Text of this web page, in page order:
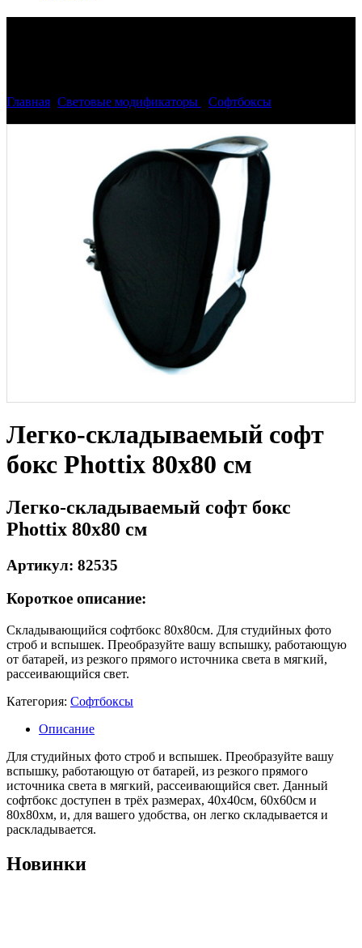
Главная Световые модификаторы Софтбоксы
Легко-складываемый софт
бокс Phottix 80х80 см
Легко-складываемый софт бокс
Phottix 80х80 см
Артикул: 82535
Короткое описание:
Складывающийся софтбокс 80х80см. Для студийных фото
строб и вспышек. Преобразуйте вашу вспышку, работающую
от батарей, из резкого прямого источника света в мягкий,
рассеивающийся свет.
Категория: Софтбоксы
Описание
Для студийных фото строб и вспышек. Преобразуйте вашу
вспышку, работающую от батарей, из резкого прямого
источника света в мягкий, рассеивающийся свет. Данный
софтбокс доступен в трёх размерах, 40х40см, 60х60см и
80х80хм, и, для вашего удобства, он легко складывается и
раскладывается.
Новинки